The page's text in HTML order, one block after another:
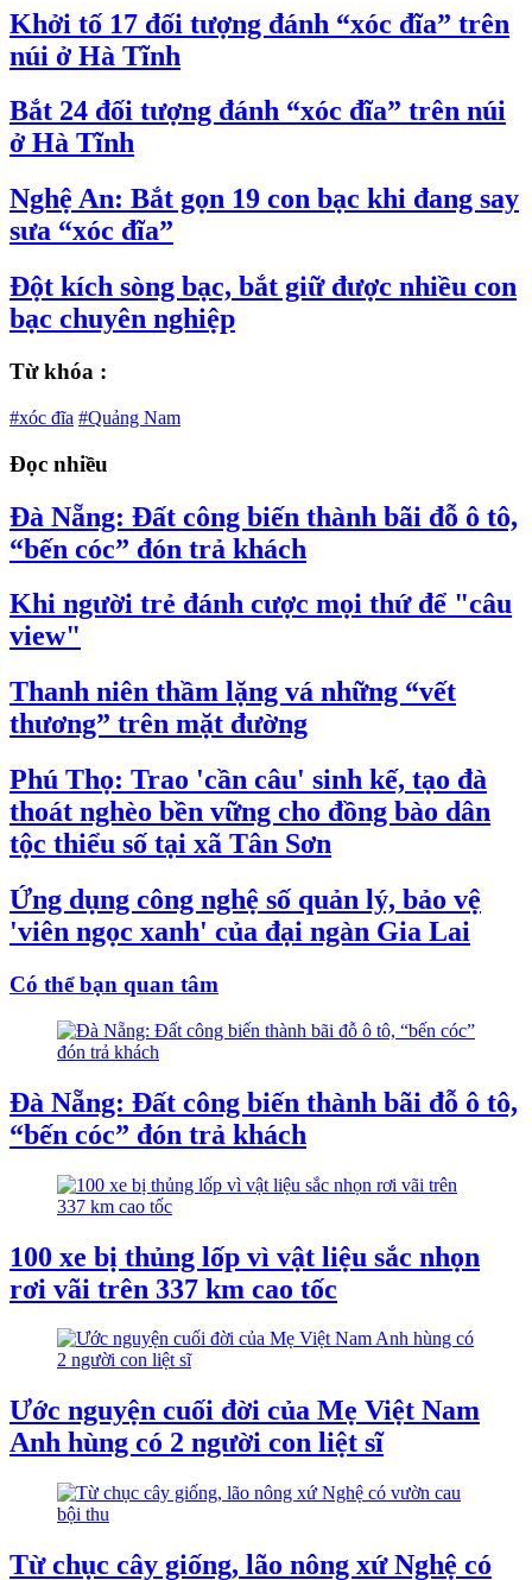
Khởi tố 17 đối tượng đánh “xóc đĩa” trên
núi ở Hà Tĩnh
Bắt 24 đối tượng đánh “xóc đĩa” trên núi
ở Hà Tĩnh
Nghệ An: Bắt gọn 19 con bạc khi đang say
sưa “xóc đĩa”
Đột kích sòng bạc, bắt giữ được nhiều con
bạc chuyên nghiệp
Từ khóa :
#xóc đĩa #Quảng Nam
Đọc nhiều
Đà Nẵng: Đất công biến thành bãi đỗ ô tô,
“bến cóc” đón trả khách
Khi người trẻ đánh cược mọi thứ để "câu
view"
Thanh niên thầm lặng vá những “vết
thương” trên mặt đường
Phú Thọ: Trao 'cần câu' sinh kế, tạo đà
thoát nghèo bền vững cho đồng bào dân
tộc thiểu số tại xã Tân Sơn
Ứng dụng công nghệ số quản lý, bảo vệ
'viên ngọc xanh' của đại ngàn Gia Lai
Có thể bạn quan tâm
Đà Nẵng: Đất công biến thành bãi đỗ ô tô,
“bến cóc” đón trả khách
100 xe bị thủng lốp vì vật liệu sắc nhọn
rơi vãi trên 337 km cao tốc
Ước nguyện cuối đời của Mẹ Việt Nam
Anh hùng có 2 người con liệt sĩ
Từ chục cây giống, lão nông xứ Nghệ có